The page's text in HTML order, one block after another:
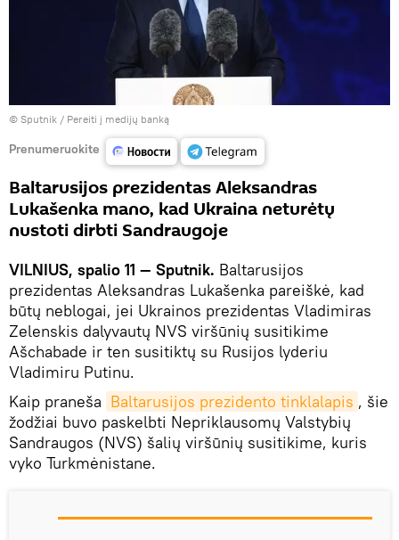
© Sputnik / Pereiti į medijų banką
Prenumeruokite
Baltarusijos prezidentas Aleksandras
Lukašenka mano, kad Ukraina neturėtų
nustoti dirbti Sandraugoje
VILNIUS, spalio 11 — Sputnik. Baltarusijos
prezidentas Aleksandras Lukašenka pareiškė, kad
būtų neblogai, jei Ukrainos prezidentas Vladimiras
Zelenskis dalyvautų NVS viršūnių susitikime
Ašchabade ir ten susitiktų su Rusijos lyderiu
Vladimiru Putinu.
Kaip praneša Baltarusijos prezidento tinklalapis , šie
žodžiai buvo paskelbti Nepriklausomų Valstybių
Sandraugos (NVS) šalių viršūnių susitikime, kuris
vyko Turkmėnistane.